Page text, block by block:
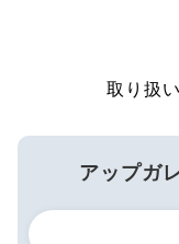
取り扱
アップガ